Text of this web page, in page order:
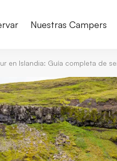
Nuestras Campers
en Islandia: Guía completa de